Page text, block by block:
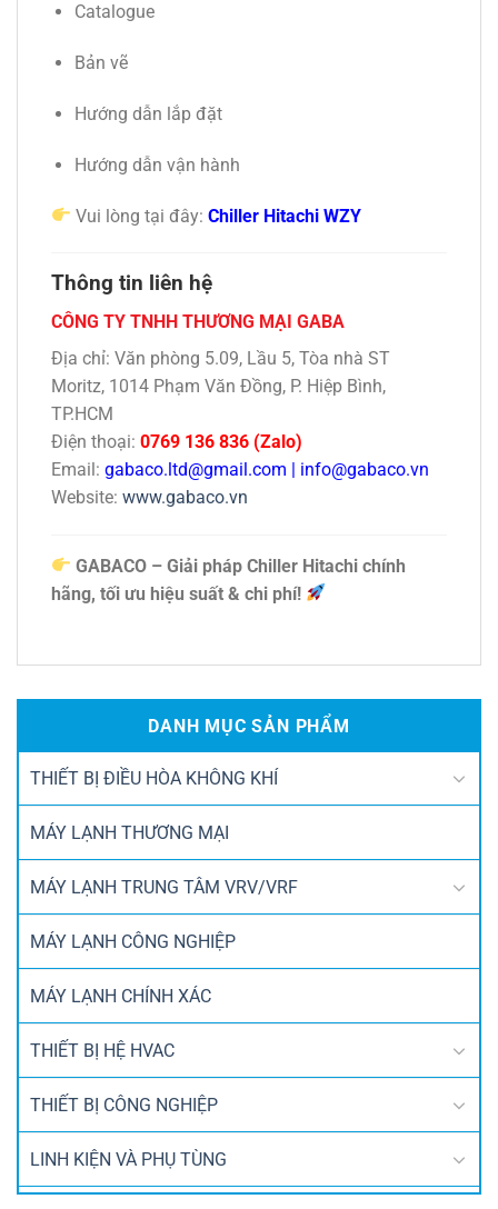
Catalogue
Bản vẽ
Hướng dẫn lắp đặt
Hướng dẫn vận hành
Vui lòng tại đây:Chiller Hitachi WZY
Thông tin liên hệ
CÔNG TY TNHH THƯƠNG MẠI GABA
Địa chỉ: Văn phòng 5.09, Lầu 5, Tòa nhà ST
Moritz, 1014 Phạm Văn Đồng, P. Hiệp Bình,
TP.HCM
Điện thoại: 0769 136 836 (Zalo)
Email: gabaco.ltd@gmail.com | info@gabaco.vn
Website: www.gabaco.vn
GABACO – Giải pháp Chiller Hitachi chính
hãng, tối ưu hiệu suất & chi phí!
DANH MỤC SẢN PHẨM
THIẾT BỊ ĐIỀU HÒA KHÔNG KHÍ
MÁY LẠNH THƯƠNG MẠI
MÁY LẠNH TRUNG TÂM VRV/VRF
MÁY LẠNH CÔNG NGHIỆP
MÁY LẠNH CHÍNH XÁC
THIẾT BỊ HỆ HVAC
THIẾT BỊ CÔNG NGHIỆP
LINH KIỆN VÀ PHỤ TÙNG